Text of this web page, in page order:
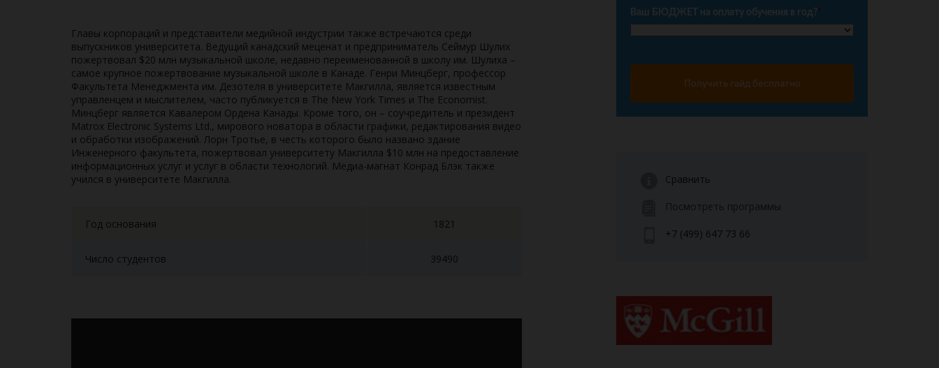
Главы корпораций и представители медийной индустрии также встречаются среди
выпускников университета. Ведущий канадский меценат и предприниматель Сеймур Шулих
пожертвовал $20 млн музыкальной школе, недавно переименованной в школу им. Шулиха –
самое крупное пожертвование музыкальной школе в Канаде. Генри Минцберг, профессор
Факультета Менеджмента им. Дезотеля в университете Макгилла, является известным
управленцем и мыслителем, часто публикуется в The New York Times и The Economist.
Минцберг является Кавалером Ордена Канады. Кроме того, он – соучредитель и президент
Matrox Electronic Systems Ltd., мирового новатора в области графики, редактирования видео
и обработки изображений. Лорн Тротье, в честь которого было названо здание
Инженерного факультета, пожертвовал университету Макгилла $10 млн на предоставление
информационных услуг и услуг в области технологий. Медиа-магнат Конрад Блэк также
учился в университете Макгилла.
Год основания 1821
Число студентов 39490
Ваш БЮДЖЕТ на оплату обучения в год?*
Получить гайд бесплатно
Сравнить
Посмотреть программы
+7 (499) 647 73 66